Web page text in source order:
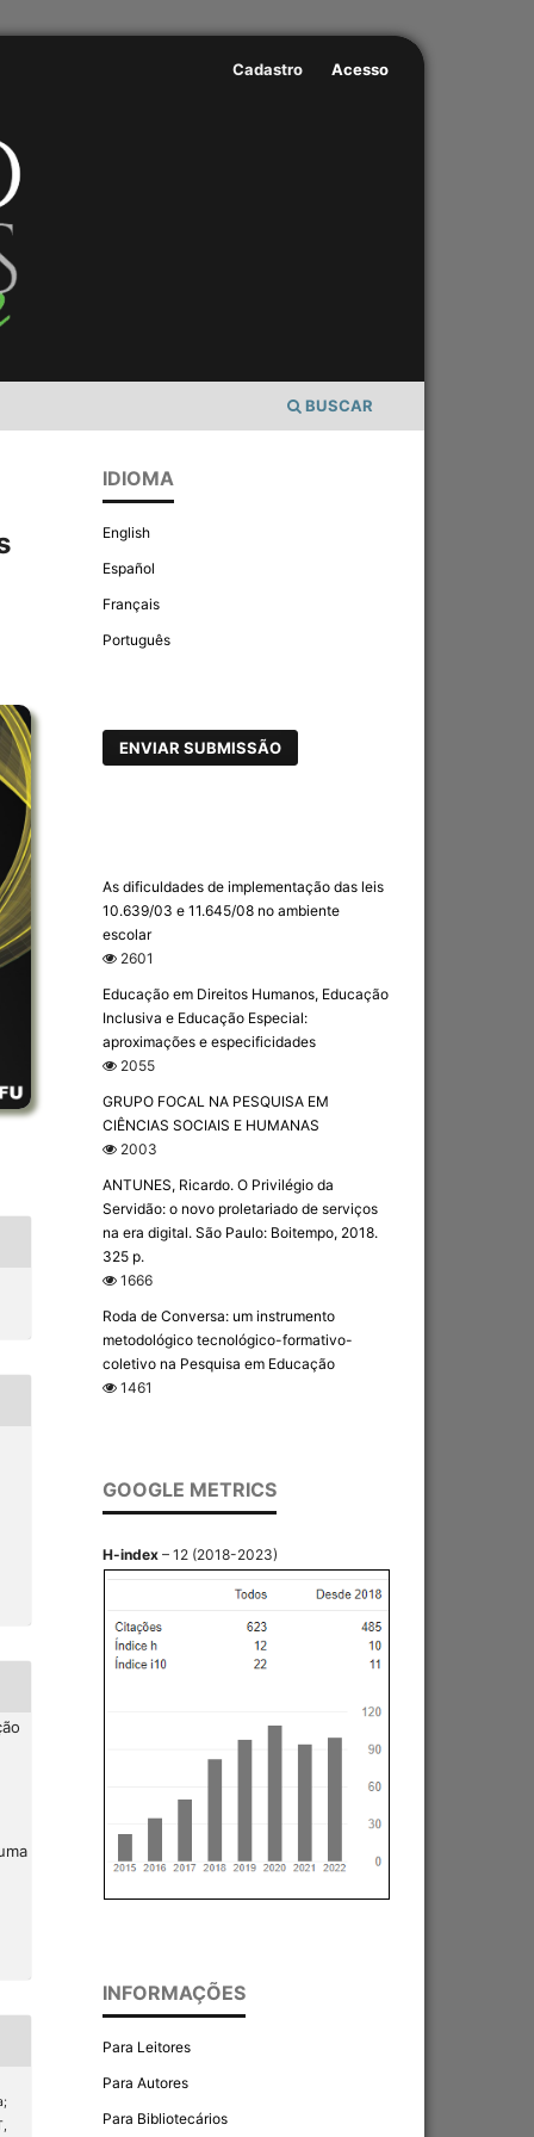
BUSCAR
Cadastro Acesso
IDIOMA
English
Español
Français
Português
ENVIAR SUBMISSÃO
As dificuldades de implementação das leis
10.639/03 e 11.645/08 no ambiente
escolar
2601
Educação em Direitos Humanos, Educação
Inclusiva e Educação Especial:
aproximações e especificidades
2055
GRUPO FOCAL NA PESQUISA EM
CIÊNCIAS SOCIAIS E HUMANAS
2003
ANTUNES, Ricardo. O Privilégio da
Servidão: o novo proletariado de serviços
na era digital. São Paulo: Boitempo, 2018.
325 p.
1666
Roda de Conversa: um instrumento
metodológico tecnológico-formativo-
coletivo na Pesquisa em Educação
1461
GOOGLE METRICS
H-index – 12 (2018-2023)
INFORMAÇÕES
Para Leitores
Para Autores
Para Bibliotecários